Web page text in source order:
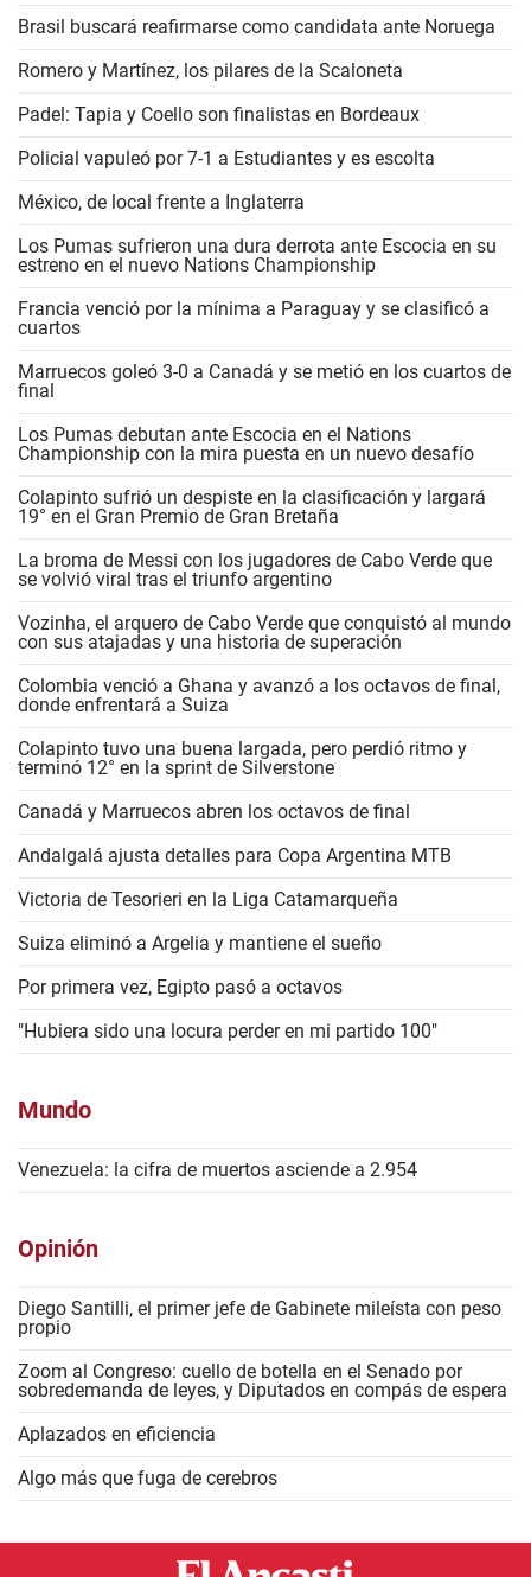
Brasil buscará reafirmarse como candidata ante Noruega
Romero y Martínez, los pilares de la Scaloneta
Padel: Tapia y Coello son finalistas en Bordeaux
Policial vapuleó por 7-1 a Estudiantes y es escolta
México, de local frente a Inglaterra
Los Pumas sufrieron una dura derrota ante Escocia en su
estreno en el nuevo Nations Championship
Francia venció por la mínima a Paraguay y se clasificó a
cuartos
Marruecos goleó 3-0 a Canadá y se metió en los cuartos de
final
Los Pumas debutan ante Escocia en el Nations
Championship con la mira puesta en un nuevo desafío
Colapinto sufrió un despiste en la clasificación y largará
19° en el Gran Premio de Gran Bretaña
La broma de Messi con los jugadores de Cabo Verde que
se volvió viral tras el triunfo argentino
Vozinha, el arquero de Cabo Verde que conquistó al mundo
con sus atajadas y una historia de superación
Colombia venció a Ghana y avanzó a los octavos de final,
donde enfrentará a Suiza
Colapinto tuvo una buena largada, pero perdió ritmo y
terminó 12° en la sprint de Silverstone
Canadá y Marruecos abren los octavos de final
Andalgalá ajusta detalles para Copa Argentina MTB
Victoria de Tesorieri en la Liga Catamarqueña
Suiza eliminó a Argelia y mantiene el sueño
Por primera vez, Egipto pasó a octavos
"Hubiera sido una locura perder en mi partido 100"
Mundo
Venezuela: la cifra de muertos asciende a 2.954
Opinión
Diego Santilli, el primer jefe de Gabinete mileísta con peso
propio
Zoom al Congreso: cuello de botella en el Senado por
sobredemanda de leyes, y Diputados en compás de espera
Aplazados en eficiencia
Algo más que fuga de cerebros